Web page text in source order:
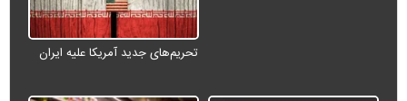
تحریم‌های جدید آمریکا علیه ایران